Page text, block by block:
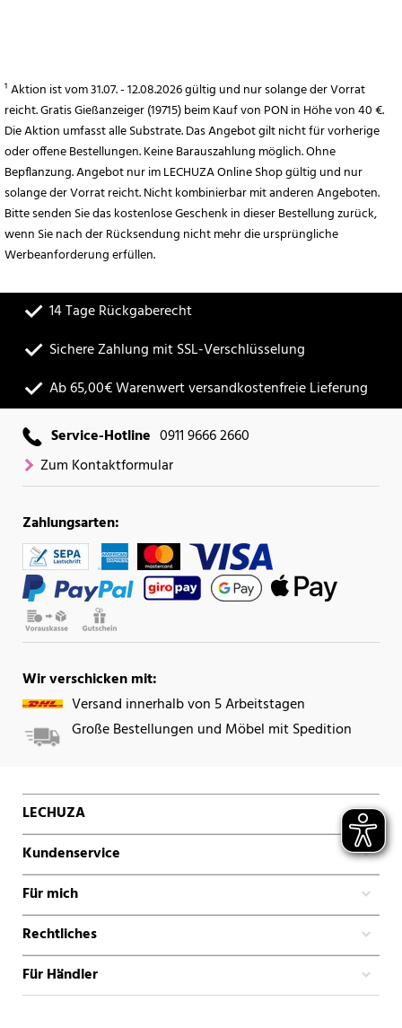
¹ Aktion ist vom 31.07. - 12.08.2026 gültig und nur solange der Vorrat
reicht. Gratis Gießanzeiger (19715) beim Kauf von PON in Höhe von 40 €.
Die Aktion umfasst alle Substrate. Das Angebot gilt nicht für vorherige
oder offene Bestellungen. Keine Barauszahlung möglich. Ohne
Bepflanzung. Angebot nur im LECHUZA Online Shop gültig und nur
solange der Vorrat reicht. Nicht kombinierbar mit anderen Angeboten.
Bitte senden Sie das kostenlose Geschenk in dieser Bestellung zurück,
wenn Sie nach der Rücksendung nicht mehr die ursprüngliche
Werbeanforderung erfüllen.
14 Tage Rückgaberecht
Sichere Zahlung mit SSL-Verschlüsselung
Ab 65,00€ Warenwert versandkostenfreie Lieferung
Service-Hotline 0911 9666 2660
Zum Kontaktformular
Zahlungsarten:
Wir verschicken mit:
Versand innerhalb von 5 Arbeitstagen
Große Bestellungen und Möbel mit Spedition
LECHUZA
Kundenservice
Für mich
Rechtliches
Für Händler